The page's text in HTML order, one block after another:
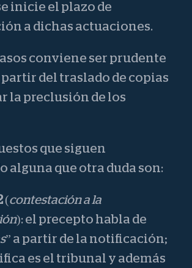
inicie el plazo de
a dichas actuaciones.
conviene ser prudente
partir del traslado de copias
la preclusión de los
que siguen
alguna que otra duda son:
(contestación a la
): el precepto habla de
” a partir de la notificación;
es el tribunal y además